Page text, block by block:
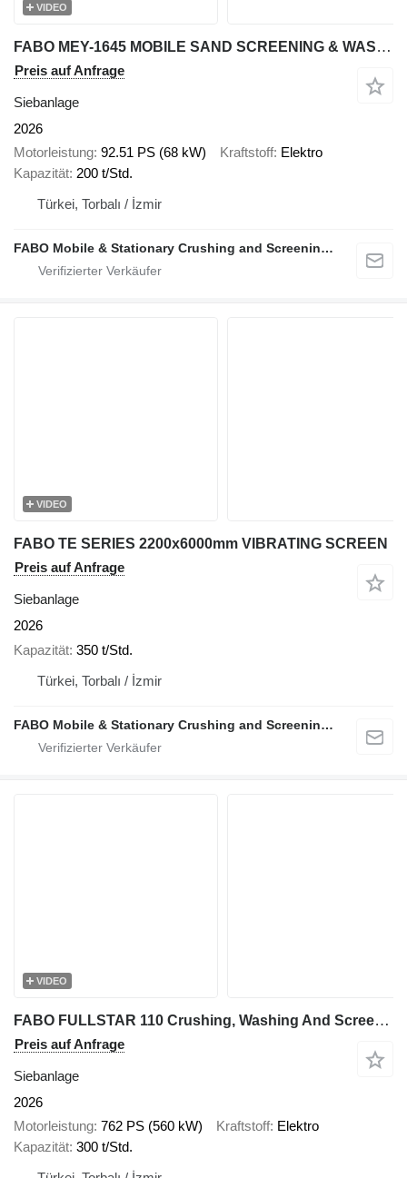
VIDEO
FABO MEY-1645 MOBILE SAND SCREENING & WASHING PLANT
Preis auf Anfrage
Siebanlage
2026
Motorleistung 92.51 PS (68 kW) Kraftstoff Elektro
Kapazität 200 t/Std.
Türkei, Torbalı / İzmir
FABO Mobile & Stationary Crushing and Screening Plants | Concrete Batching Plants Manufacturer
VIDEO
FABO TE SERIES 2200x6000mm VIBRATING SCREEN
Preis auf Anfrage
Siebanlage
2026
Kapazität 350 t/Std.
Türkei, Torbalı / İzmir
FABO Mobile & Stationary Crushing and Screening Plants | Concrete Batching Plants Manufacturer
VIDEO
FABO FULLSTAR 110 Crushing, Washing And Screening Plant
Preis auf Anfrage
Siebanlage
2026
Motorleistung 762 PS (560 kW) Kraftstoff Elektro
Kapazität 300 t/Std.